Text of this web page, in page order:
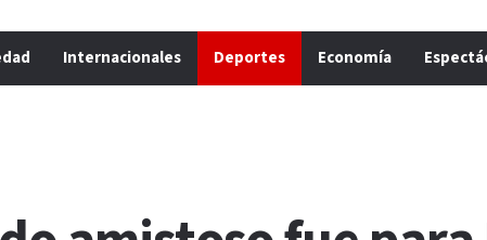
Internacionales Deportes Economía